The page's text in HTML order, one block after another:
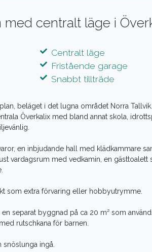
med centralt läge i
Centralt läge
Fristående garage
Snabbt tillträde
beläget i det lugna området Norra
Överkalix med bland annat skola,
en inbjudande hall med klädkammare
vardagsrum med vedkamin, en
som extra förvaring eller hobbyutrymme.
separat byggnad på ca 20 m² som
rutschkana för barnen.
ingå.